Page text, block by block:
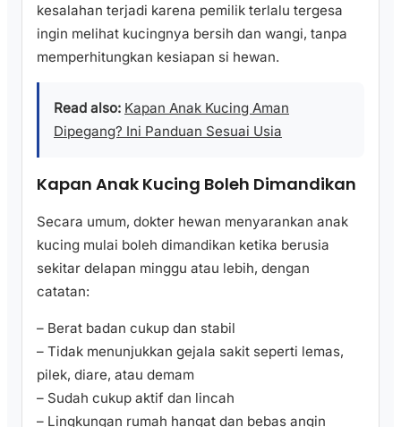
kesalahan terjadi karena pemilik terlalu tergesa
ingin melihat kucingnya bersih dan wangi, tanpa
memperhitungkan kesiapan si hewan.
Read also: Kapan Anak Kucing Aman
Dipegang? Ini Panduan Sesuai Usia
Kapan Anak Kucing Boleh Dimandikan
Secara umum, dokter hewan menyarankan anak
kucing mulai boleh dimandikan ketika berusia
sekitar delapan minggu atau lebih, dengan
catatan:
– Berat badan cukup dan stabil
– Tidak menunjukkan gejala sakit seperti lemas,
pilek, diare, atau demam
– Sudah cukup aktif dan lincah
– Lingkungan rumah hangat dan bebas angin